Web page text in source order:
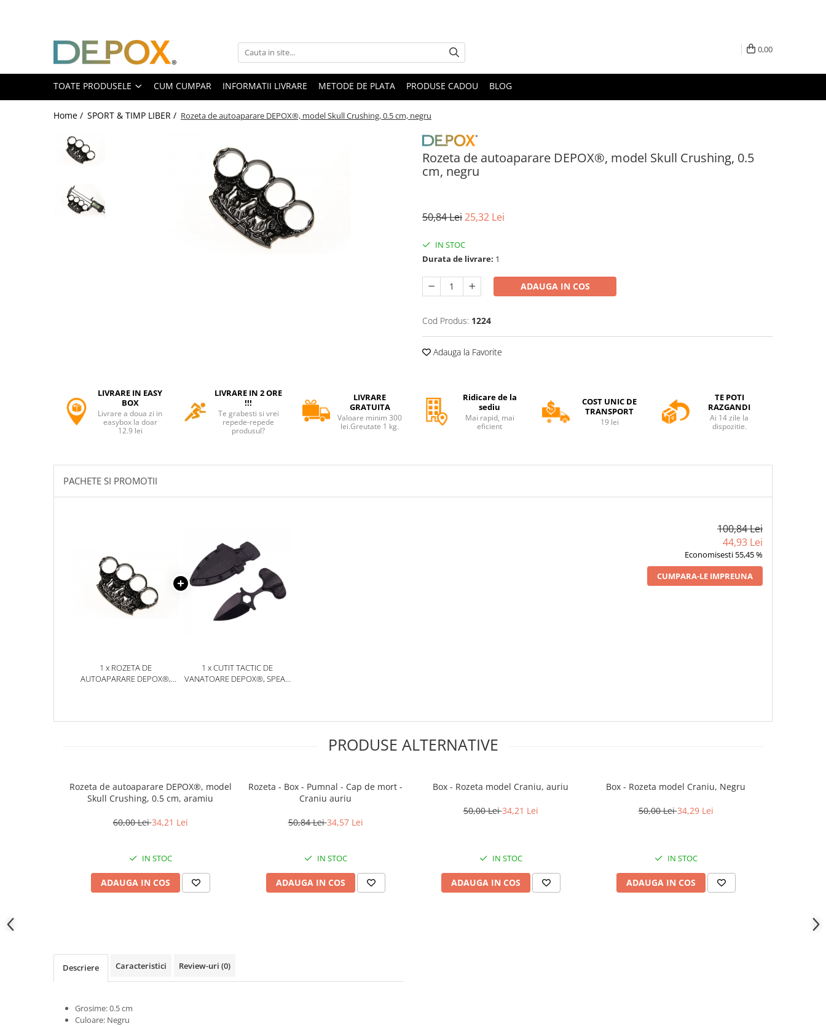
Toate Produsele
SPORT & TIMP LIBER
AUTOAPARARE
Pumnaluri si boxuri
Bastoane telescopice si nunceaguri
Spray autoaparare
VANATOARE, DRUMETII & CAMPING
Cutite vanatoare
Prastii profesionale de vanatoare
Rucsacuri si huse
Plusuri roblox, rainbow friend
Figurine si masinute duble
Costume Halloween copii
Accesorii decorative
Jocuri de sah si table
Masti si costume adulti
Produse si dispozitive ajutatoare
Accesori casa & gradina
Accesorii mese si scaune
Articole Craciun
0,00
TOATE PRODUSELE CUM CUMPAR INFORMATII LIVRARE METODE DE PLATA PRODUSE CADOU BLOG
Home / SPORT & TIMP LIBER / Rozeta de autoaparare DEPOX®, model Skull Crushing, 0.5 cm, negru
Rozeta de autoaparare DEPOX®, model Skull Crushing, 0.5
cm, negru
50,84 Lei25,32 Lei
IN STOC
Durata de livrare: 1
ADAUGA IN COS
Cod Produs: 1224
Adauga la Favorite
LIVRARE IN EASY
BOX
Livrare a doua zi in
easybox la doar
12.9 lei
LIVRARE IN 2 ORE
!!!
Te grabesti si vrei
repede-repede
produsul?
LIVRARE
GRATUITA
Valoare minim 300
lei.Greutate 1 kg.
Ridicare de la
sediu
Mai rapid, mai
eficient
COST UNIC DE
TRANSPORT
19 lei
TE POTI
RAZGANDI
Ai 14 zile la
dispozitie.
PACHETE SI PROMOTII
1 x ROZETA DE
AUTOAPARARE DEPOX®,
1 x CUTIT TACTIC DE
VANATOARE DEPOX®, SPEAR
100,84 Lei
44,93 Lei
Economisesti 55,45 %
CUMPARA-LE IMPREUNA
PRODUSE ALTERNATIVE
Rozeta de autoaparare DEPOX®, model
Skull Crushing, 0.5 cm, aramiu
60,00 Lei34,21 Lei
IN STOC
ADAUGA IN COS
Rozeta - Box - Pumnal - Cap de mort -
Craniu auriu
50,84 Lei34,57 Lei
IN STOC
ADAUGA IN COS
Box - Rozeta model Craniu, auriu
50,00 Lei34,21 Lei
IN STOC
ADAUGA IN COS
Box - Rozeta model Craniu, Negru
50,00 Lei34,29 Lei
IN STOC
ADAUGA IN COS
Descriere Caracteristici Review-uri (0)
Grosime: 0.5 cm
Culoare: Negru